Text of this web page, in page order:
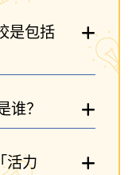
是包括
谁？
活力